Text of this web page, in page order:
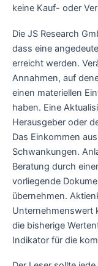
keine Kauf- oder
Die JS Research
dass eine
erreicht werden.
Annahmen, auf
einen materiellen
haben. Eine
Herausgeber oder
Das Einkommen
Schwankungen.
Beratung durch
vorliegende
übernehmen.
Unternehmenswert
die bisherige
Indikator für die